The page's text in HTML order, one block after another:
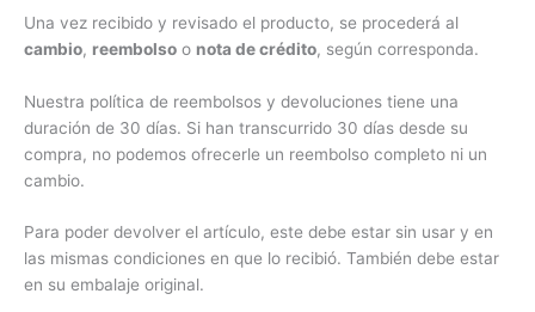
Una vez recibido y revisado el producto, se procederá al
cambio, reembolso o nota de crédito, según corresponda.
Nuestra política de reembolsos y devoluciones tiene una
duración de 30 días. Si han transcurrido 30 días desde su
compra, no podemos ofrecerle un reembolso completo ni un
cambio.
Para poder devolver el artículo, este debe estar sin usar y en
las mismas condiciones en que lo recibió. También debe estar
en su embalaje original.